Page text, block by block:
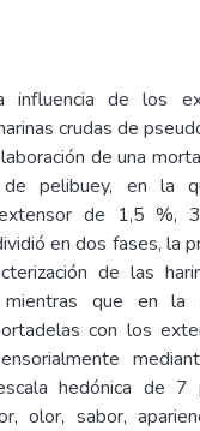
influencia de los
crudas de
de una
pelibuey, en la
de 1,5
en dos fases, la
de las
mientras que en
con los
hedónica de 7
olor, sabor,